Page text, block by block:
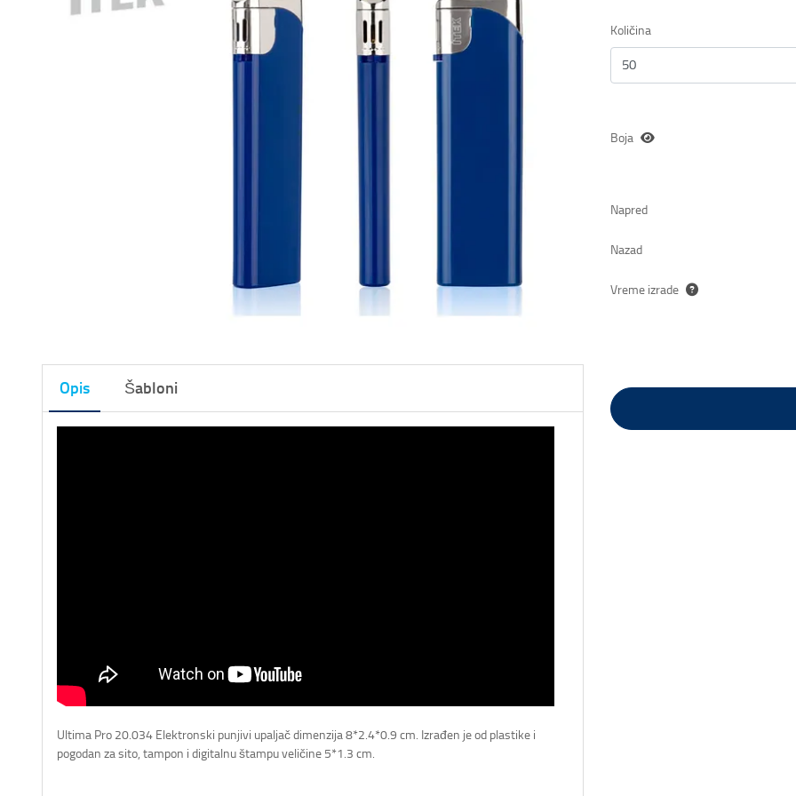
Opis Šabloni
Ultima Pro 20.034 Elektronski punjivi upaljač dimenzija 8*2.4*0.9 cm. Izrađen je od plastike i
pogodan za sito, tampon i digitalnu štampu veličine 5*1.3 cm.
Količina
Boja
Napred
Nazad
Vreme izrade